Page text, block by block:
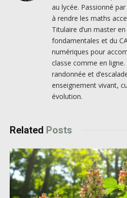
au lycée. Passionné
à rendre les maths
Titulaire d’un master
fondamentales et du
numériques pour
classe comme en
randonnée et
enseignement vivant,
évolution.
Related Posts